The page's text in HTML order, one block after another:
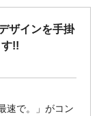
ザインを手掛
!!
速で。」がコン